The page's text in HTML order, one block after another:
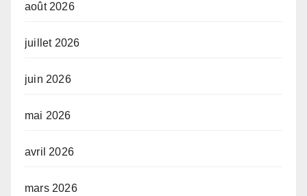
août 2026
juillet 2026
juin 2026
mai 2026
avril 2026
mars 2026